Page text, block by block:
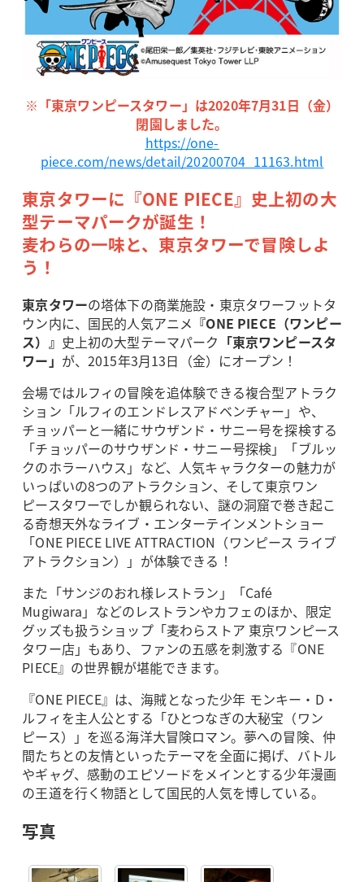
※「東京ワンピースタワー」は2020年7月31日（金）
閉園しました。
https://one-
piece.com/news/detail/20200704_11163.html
東京タワーに『ONE PIECE』史上初の大
型テーマパークが誕生！
麦わらの一味と、東京タワーで冒険しよ
う！
東京タワーの塔体下の商業施設・東京タワーフットタ
ウン内に、国民的人気アニメ 『ONE PIECE（ワンピー
ス）』 史上初の大型テーマパーク 「東京ワンピースタ
ワー」 が、2015年3月13日（金）にオープン！
会場ではルフィの冒険を追体験できる複合型アトラク
ション「ルフィのエンドレスアドベンチャー」や、
チョッパーと一緒にサウザンド・サニー号を探検する
「チョッパーのサウザンド・サニー号探検」「ブルッ
クのホラーハウス」など、人気キャラクターの魅力が
いっぱいの8つのアトラクション、そして東京ワン
ピースタワーでしか観られない、謎の洞窟で巻き起こ
る奇想天外なライブ・エンターテインメントショー
「ONE PIECE LIVE ATTRACTION（ワンピース ライブ
アトラクション）」が体験できる！
また「サンジのおれ様レストラン」「Café
Mugiwara」などのレストランやカフェのほか、限定
グッズも扱うショップ「麦わらストア 東京ワンピース
タワー店」もあり、ファンの五感を刺激する『ONE
PIECE』の世界観が堪能できます。
『ONE PIECE』は、海賊となった少年 モンキー・D・
ルフィを主人公とする「ひとつなぎの大秘宝（ワン
ピース）」を巡る海洋大冒険ロマン。夢への冒険、仲
間たちとの友情といったテーマを全面に掲げ、バトル
やギャグ、感動のエピソードをメインとする少年漫画
の王道を行く物語として国民的人気を博している。
写真